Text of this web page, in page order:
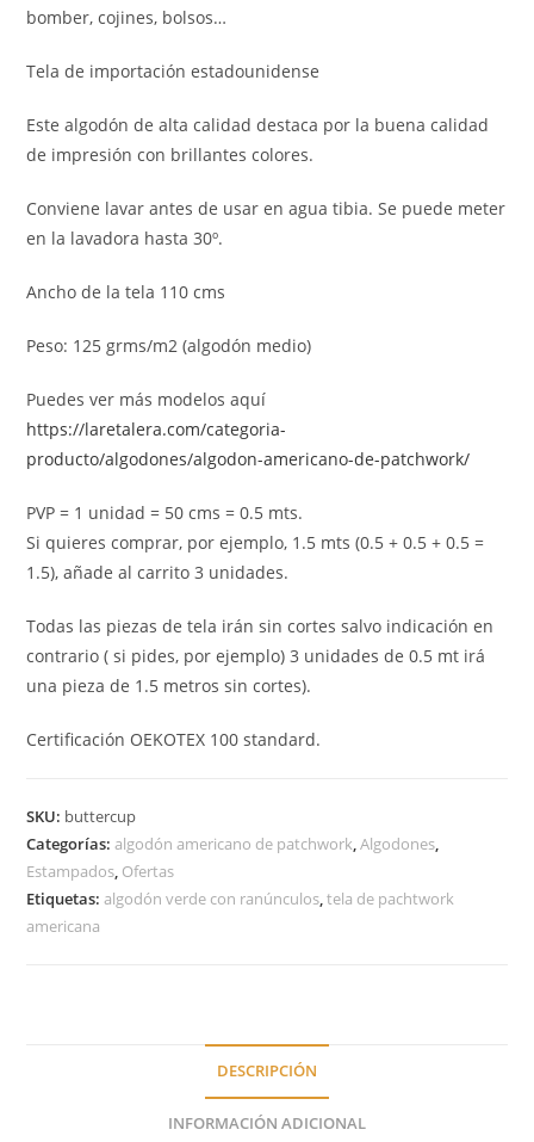
bomber, cojines, bolsos…
Tela de importación estadounidense
Este algodón de alta calidad destaca por la buena calidad
de impresión con brillantes colores.
Conviene lavar antes de usar en agua tibia. Se puede meter
en la lavadora hasta 30º.
Ancho de la tela 110 cms
Peso: 125 grms/m2 (algodón medio)
Puedes ver más modelos aquí
https://laretalera.com/categoria-
producto/algodones/algodon-americano-de-patchwork/
PVP = 1 unidad = 50 cms = 0.5 mts.
Si quieres comprar, por ejemplo, 1.5 mts (0.5 + 0.5 + 0.5 =
1.5), añade al carrito 3 unidades.
Todas las piezas de tela irán sin cortes salvo indicación en
contrario ( si pides, por ejemplo) 3 unidades de 0.5 mt irá
una pieza de 1.5 metros sin cortes).
Certificación OEKOTEX 100 standard.
SKU: buttercup
Categorías:algodón americano de patchwork,Algodones,
Estampados, Ofertas
Etiquetas:algodón verde con ranúnculos,tela de pachtwork
americana
DESCRIPCIÓN
INFORMACIÓN ADICIONAL